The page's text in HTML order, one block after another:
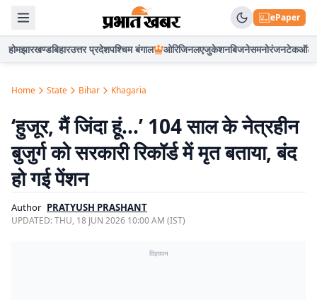
ePaper
होमझारखण्डबिहारउत्तर प्रदेशपश्चिम बंगाल ओरिजिनलएजुकेशनबिजनेसमनोरंजनटेकऑटो
Home State Bihar Khagaria
‘हुजूर, मैं जिंदा हूं…’ 104 साल के नेत्रहीन
बुजुर्ग को सरकारी रिकॉर्ड में मृत बताया, बंद
हो गई पेंशन
Author PRATYUSH PRASHANT
UPDATED:THU, 18 JUN 2026 10:00 AM (IST)
विज्ञापन